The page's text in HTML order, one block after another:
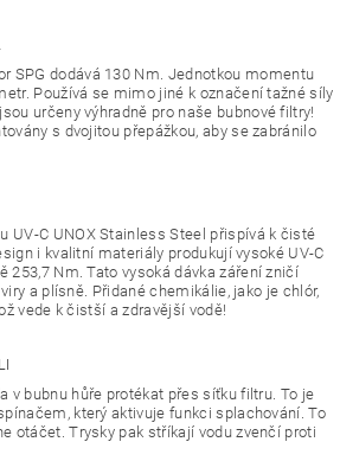
SPG dodává 130 Nm. Jednotkou momentu
Používá se mimo jiné k označení tažné síly
určeny výhradně pro naše bubnové filtry!
s dvojitou přepážkou, aby se zabránilo
UV-C UNOX Stainless Steel přispívá k čisté
i kvalitní materiály produkují vysoké UV-C
253,7 Nm. Tato vysoká dávka záření zničí
a plísně. Přidané chemikálie, jako je chlór,
vede k čistší a zdravější vodě!
v bubnu hůře protékat přes síťku filtru. To je
který aktivuje funkci splachování. To
otáčet. Trysky pak stříkají vodu zvenčí proti